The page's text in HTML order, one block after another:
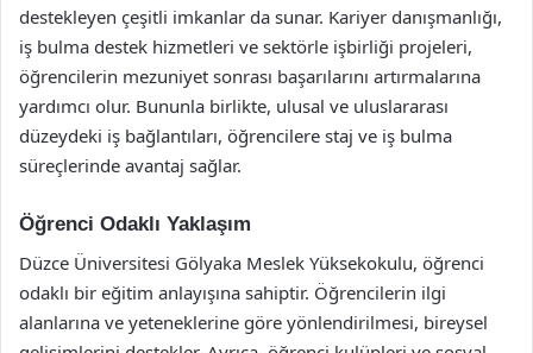
destekleyen çeşitli imkanlar da sunar. Kariyer danışmanlığı,
iş bulma destek hizmetleri ve sektörle işbirliği projeleri,
öğrencilerin mezuniyet sonrası başarılarını artırmalarına
yardımcı olur. Bununla birlikte, ulusal ve uluslararası
düzeydeki iş bağlantıları, öğrencilere staj ve iş bulma
süreçlerinde avantaj sağlar.
Öğrenci Odaklı Yaklaşım
Düzce Üniversitesi Gölyaka Meslek Yüksekokulu, öğrenci
odaklı bir eğitim anlayışına sahiptir. Öğrencilerin ilgi
alanlarına ve yeteneklerine göre yönlendirilmesi, bireysel